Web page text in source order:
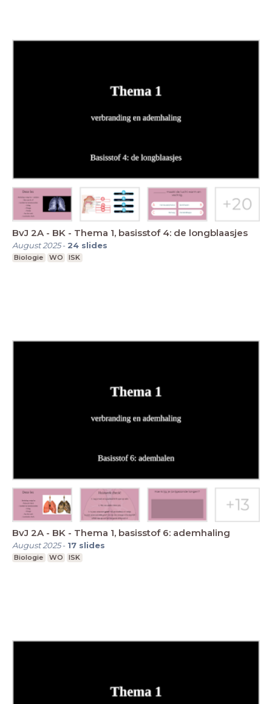
BvJ 2A - BK - Thema 1, basisstof 4: de longblaasjes
August 2025- 24 slides
Biologie WO ISK
BvJ 2A - BK - Thema 1, basisstof 6: ademhaling
August 2025- 17 slides
Biologie WO ISK